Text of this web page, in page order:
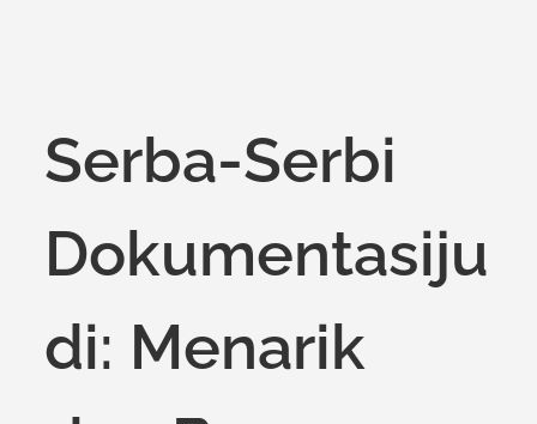
Serba-Serbi
Dokumentasiju
di: Menarik